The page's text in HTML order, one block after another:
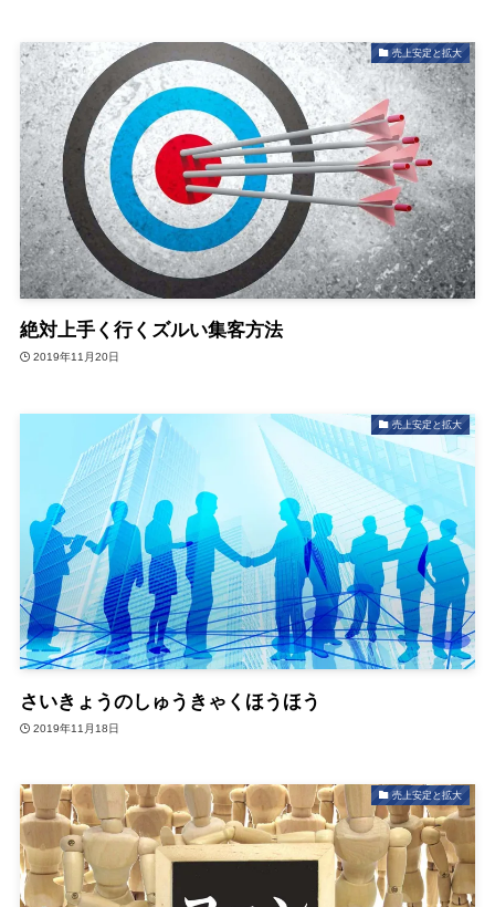
売上安定と拡大
絶対上手く行くズルい集客方法
2019年11月20日
売上安定と拡大
さいきょうのしゅうきゃくほうほう
2019年11月18日
売上安定と拡大